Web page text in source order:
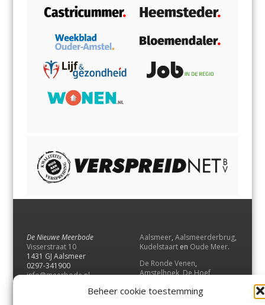
Beheer cookie toestemming
De Nieuwe Meerbode
Visserstraat 10
1431 GJ Aalsmeer
0297-341900
info@meerbode.nl
Aalsmeer, Aalsmeerderbrug,
Kudelstaart en Oude Meer.
De Ronde Venen,
Amstelhoek,De Hoef,
Vrouwenakker,Waverveen